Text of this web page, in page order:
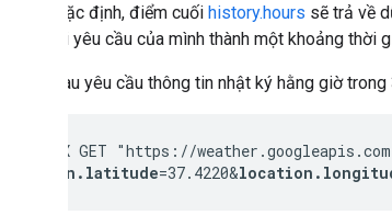
Theo mặc định, điểm cuối history.hours sẽ trả về
phạm vi yêu cầu của mình thành một khoảng
Ví dụ sau yêu cầu thông tin nhật ký hằng giờ
curl -X GET "https://
location.latitude=37.4220&